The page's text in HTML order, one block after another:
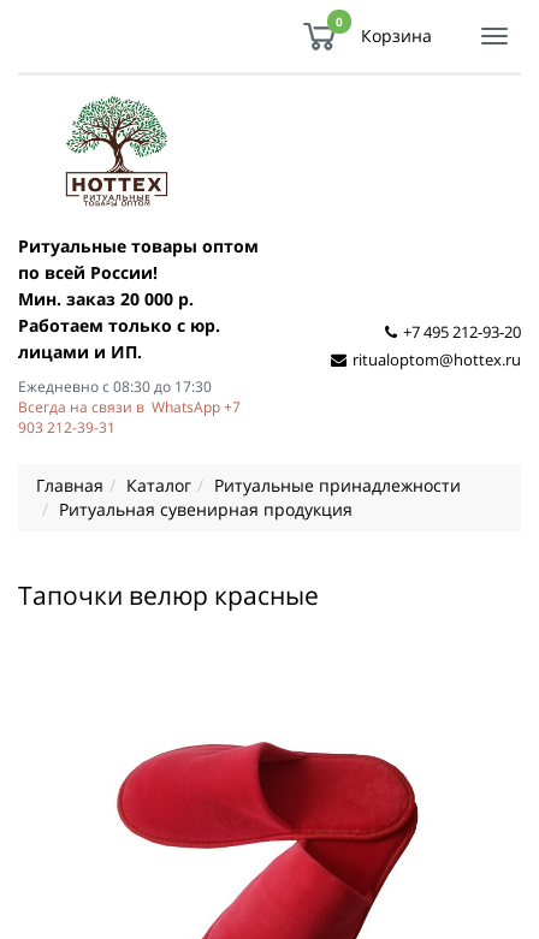
0
Корзина
Ритуальные товары оптом
по всей России!
Мин. заказ 20 000 р.
Работаем только с юр.
лицами и ИП.
Ежедневно с 08:30 до 17:30
Всегда на связи в WhatsApp +7
903 212-39-31
+7 495 212-93-20
ritualoptom@hottex.ru
Главная Каталог
Ритуальные принадлежности
Ритуальная сувенирная продукция
Тапочки велюр красные